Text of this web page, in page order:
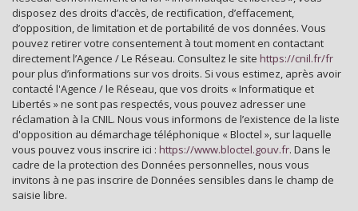
statistiques
Nombre d'habitants
35 798
Propriétaires (vs. locataires)
39,30 %
Taxe habitation
11,99 %
Taxe foncière
24,09 %
Habitants de moins de 25 ans
28,31 %
Habitants de 25 à 55 ans
disposez des droits d’accès, de rectification, d’effacement,
d’opposition, de limitation et de portabilité de vos données. Vous
pouvez retirer votre consentement à tout moment en contactant
directement l’Agence / Le Réseau. Consultez le site https://cnil.fr/fr
pour plus d’informations sur vos droits. Si vous estimez, après avoir
contacté l'Agence / le Réseau, que vos droits « Informatique et
Libertés » ne sont pas respectés, vous pouvez adresser une
réclamation à la CNIL. Nous vous informons de l’existence de la liste
d'opposition au démarchage téléphonique « Bloctel », sur laquelle
vous pouvez vous inscrire ici : https://www.bloctel.gouv.fr. Dans le
cadre de la protection des Données personnelles, nous vous
invitons à ne pas inscrire de Données sensibles dans le champ de
saisie libre.